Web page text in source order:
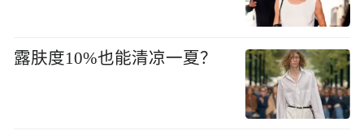
露肤度10%也能清凉一夏？